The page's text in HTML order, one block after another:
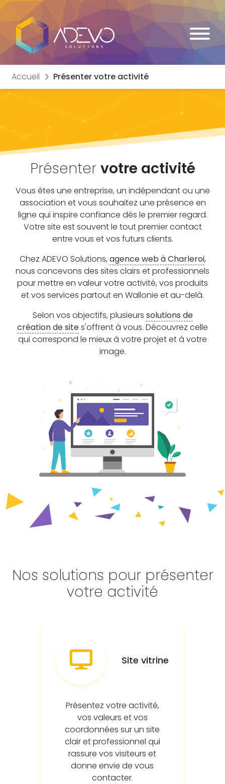
Accueil Présenter votre activité
Présenter votre activité
Vous êtes une entreprise, un indépendant ou une
association et vous souhaitez une présence en
ligne qui inspire confiance dès le premier regard.
Votre site est souvent le tout premier contact
entre vous et vos futurs clients.
Chez ADEVO Solutions, agence web à Charleroi,
nous concevons des sites clairs et professionnels
pour mettre en valeur votre activité, vos produits
et vos services partout en Wallonie et au-delà.
Selon vos objectifs, plusieurs solutions de
création de sites'offrent à vous. Découvrez celle
qui correspond le mieux à votre projet et à votre
image.
Nos solutions pour présenter
votre activité
Site vitrine
Présentez votre activité,
vos valeurs et vos
coordonnées sur un site
clair et professionnel qui
rassure vos visiteurs et
donne envie de vous
contacter.